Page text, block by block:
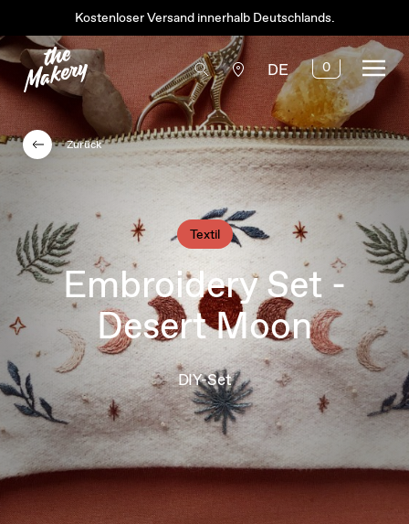
Kostenloser Versand innerhalb Deutschlands.
DE 0
Textil
Embroidery Set -
Desert Moon
DIY-Set
Zurück